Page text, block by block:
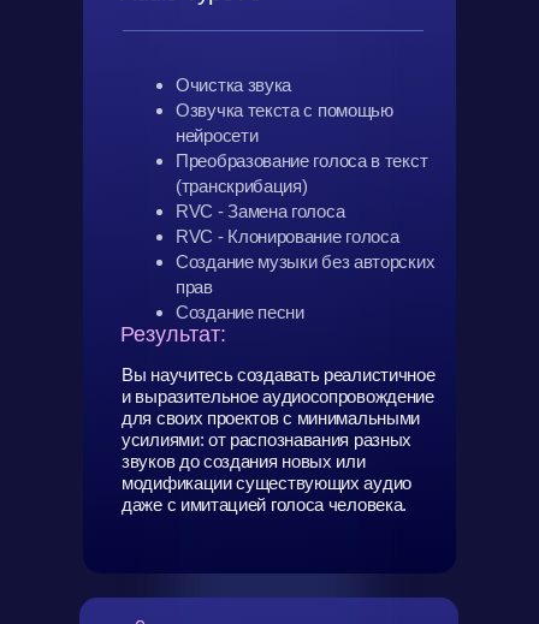
Очистка звука
Озвучка текста с помощью
нейросети
Преобразование голоса в текст
(транскрибация)
RVC - Замена голоса
RVC - Клонирование голоса
Создание музыки без авторских
прав
Создание песни
Результат:
Вы научитесь создавать реалистичное
и выразительное аудиосопровождение
для своих проектов с минимальными
усилиями: от распознавания разных
звуков до создания новых или
модификации существующих аудио
даже с имитацией голоса человека.